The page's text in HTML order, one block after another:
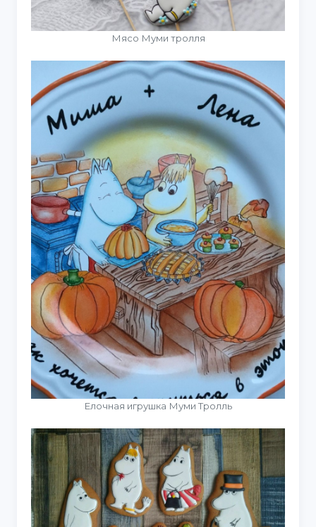
Мясо Муми тролля
Елочная игрушка Муми Тролль